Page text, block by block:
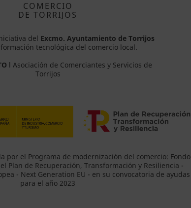
COMERCIO
DE TORRIJOS
del Excmo. Ayuntamiento de Torrijos
tecnológica del comercio local.
l Asociación de Comerciantes y Servicios de
Torrijos
por el Programa de modernización del comercio: Fondo
Plan de Recuperación, Transformación y Resiliencia -
- Next Generation EU - en su convocatoria de ayudas
para el año 2023